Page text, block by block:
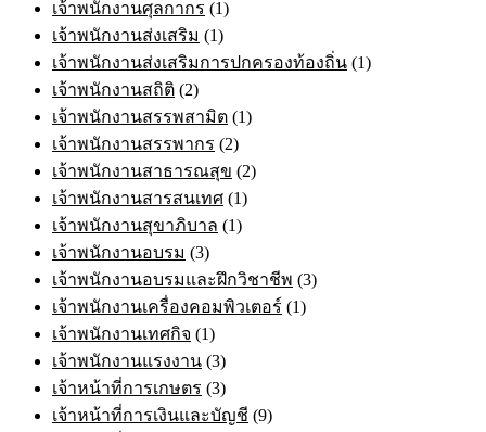
เจ้าพนักงานศุลกากร (1)
เจ้าพนักงานส่งเสริม (1)
เจ้าพนักงานส่งเสริมการปกครองท้องถิ่น (1)
เจ้าพนักงานสถิติ (2)
เจ้าพนักงานสรรพสามิต (1)
เจ้าพนักงานสรรพากร (2)
เจ้าพนักงานสาธารณสุข (2)
เจ้าพนักงานสารสนเทศ (1)
เจ้าพนักงานสุขาภิบาล (1)
เจ้าพนักงานอบรม (3)
เจ้าพนักงานอบรมและฝึกวิชาชีพ (3)
เจ้าพนักงานเครื่องคอมพิวเตอร์ (1)
เจ้าพนักงานเทศกิจ (1)
เจ้าพนักงานแรงงาน (3)
เจ้าหน้าที่การเกษตร (3)
เจ้าหน้าที่การเงินและบัญชี (9)